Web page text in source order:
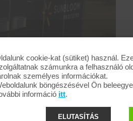
cookie-kat (sütiket) használ.
számunkra a felhasználó
személyes információkat.
böngészésével Ön
információ itt.
ELUTASÍTÁS